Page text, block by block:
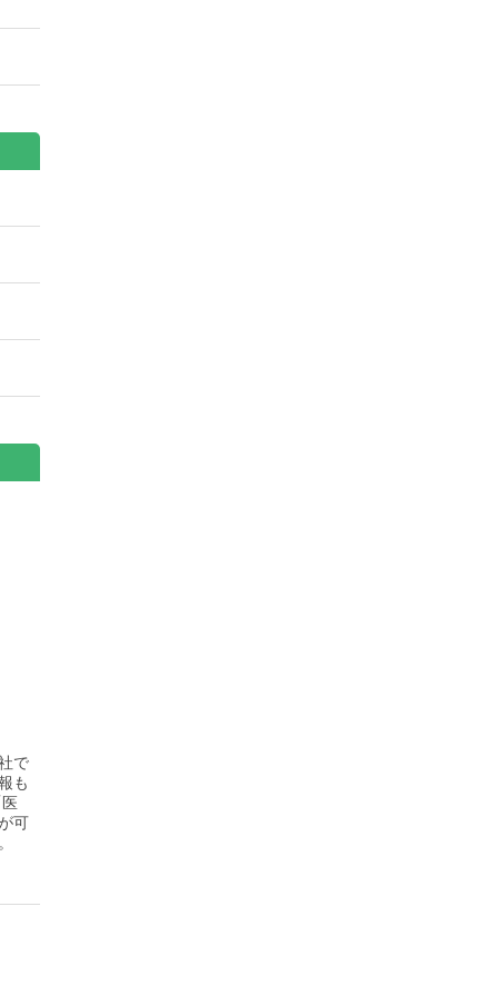
で
も
可